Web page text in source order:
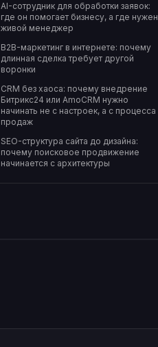
AI-сотрудник для обработки заявок:
где он помогает бизнесу, а где нужен
живой менеджер
B2B-маркетинг в интернете: почему
длинная сделка требует другой
воронки
CRM без хаоса: почему внедрение
Битрикс24 или AmoCRM нужно
начинать не с настроек, а с процесса
продаж
SEO-структура сайта до дизайна:
почему поисковое продвижение
начинается с архитектуры